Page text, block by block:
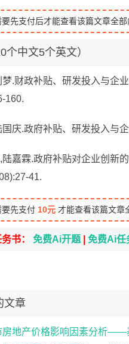
先支付后才能查看该篇文章全部
个中文5个英文）
梦.财政补贴、研发投入与
160.
国庆.政府补贴、研发投入与
陆嘉霖.政府补贴对企业创
41.
先支付 10元 才能查看该篇文章
书： 免费Ai开题 免费Ai任
文章
房地产价格影响因素分析——